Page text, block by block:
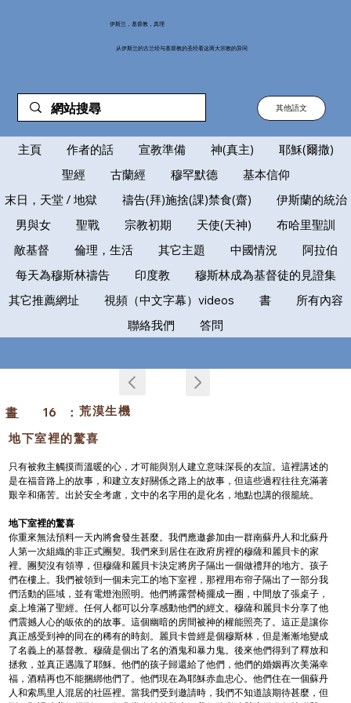
伊斯兰，基督教，真理
从伊斯兰的古兰经与基督教的圣经看这两大宗教的异同
其他語文
主頁 作者的話 宣教準備 神(真主)
耶穌(爾撒)
聖經
古蘭經 穆罕默德
基本信仰
末日，天堂 / 地獄
禱告(拜)施捨(課)禁食(齋)
伊斯蘭的統治
男與女
聖戰 宗教初期 天使(天神)
布哈里聖訓
敵基督
倫理，生活 其它主題 中國情況
阿拉伯
每天為穆斯林禱告
印度教
穆斯林成為基督徒的見證集
其它推薦網址
視頻（中文字幕）videos 書
所有內容
聯絡我們
答問
地下室裡的驚喜
荒漠生機
書
只有被救主觸摸而溫暖的心，才可能與別人建立意味深長的友誼。這裡講述的
是在福音路上的故事，和建立友好關係之路上的故事，但這些過程往往充滿著
艱辛和痛苦。出於安全考慮，文中的名字用的是化名，地點也講的很籠統。
地下室裡的驚喜
你重來無法預料一天內將會發生甚麼。我們應邀參加由一群南蘇丹人和北蘇丹
人第一次組織的非正式團契。我們來到居住在政府房裡的穆薩和麗貝卡的家
裡。團契沒有領導，但穆薩和麗貝卡決定將房子隔出一個做禮拜的地方。孩子
們在樓上。我們被領到一個未完工的地下室裡，那裡用布帘子隔出了一部分我
們活動的區域，並有電燈泡照明。他們將露營椅擺成一圈，中間放了張桌子，
桌上堆滿了聖經。任何人都可以分享感動他們的經文。穆薩和麗貝卡分享了他
們震撼人心的皈依的的故事。這個幽暗的房間被神的權能照亮了。這正是讓你
真正感受到神的同在的稀有的時刻。麗貝卡曾經是個穆斯林，但是漸漸地變成
了名義上的基督教。穆薩是個出了名的酒鬼和暴力鬼。後來他們得到了釋放和
拯救，並真正遇識了耶穌。他們的孩子歸還給了他們，他們的婚姻再次美滿幸
福，酒精再也不能捆綁他們了。他們現在為耶穌赤血忠心。他們住在一個蘇丹
人和索馬里人混居的社區裡。當我們受到邀請時，我們不知道該期待甚麼，但
16 ：